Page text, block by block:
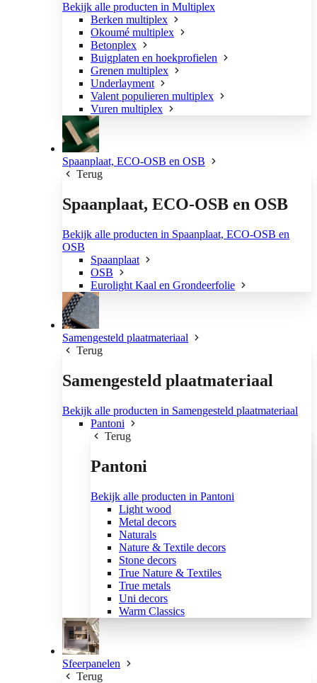
Bekijk alle producten in Multiplex
Berken multiplex
Okoumé multiplex
Betonplex
Buigplaten en hoekprofielen
Grenen multiplex
Underlayment
Valent populieren multiplex
Vuren multiplex
Spaanplaat, ECO-OSB en OSB
Terug
Spaanplaat, ECO-OSB en OSB
Bekijk alle producten in Spaanplaat, ECO-OSB en
OSB
Spaanplaat
OSB
Eurolight Kaal en Grondeerfolie
Samengesteld plaatmateriaal
Terug
Samengesteld plaatmateriaal
Bekijk alle producten in Samengesteld plaatmateriaal
Pantoni
Terug
Pantoni
Bekijk alle producten in Pantoni
Light wood
Metal decors
Naturals
Nature & Textile decors
Stone decors
True Nature & Textiles
True metals
Uni decors
Warm Classics
Sfeerpanelen
Terug